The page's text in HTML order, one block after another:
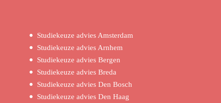
Studiekeuze advies Amsterdam
Studiekeuze advies Arnhem
Studiekeuze advies Bergen
Studiekeuze advies Breda
Studiekeuze advies Den Bosch
Studiekeuze advies Den Haag